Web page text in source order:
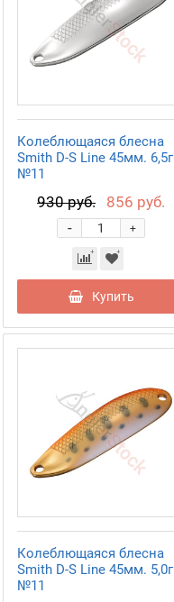
Колеблющаяся блесна
Smith D-S Line 45мм.
№11
930 руб. 856 руб.
+
-
Купить
Колеблющаяся блесна
Smith D-S Line 45мм.
№11